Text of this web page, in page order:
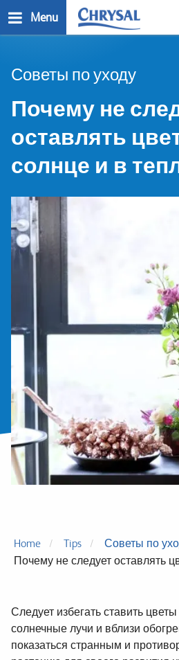
to
Menu
Советы по уходу
Почему не
оставлять
солнце и в
Home Tips
Советы по
Почему не следует оставлять
Следует избегать ставить
солнечные лучи и вблизи
показаться странным и